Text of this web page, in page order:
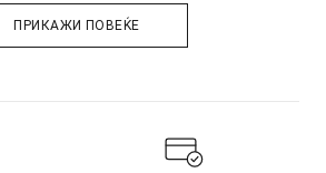
ПРИКАЖИ ПОВЕЌЕ